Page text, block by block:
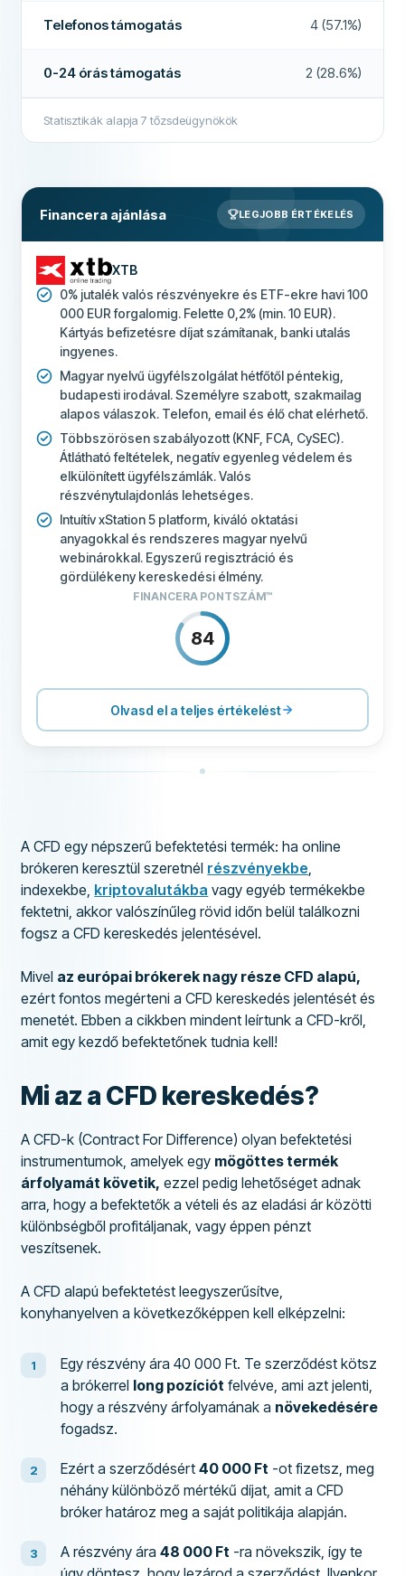
Többet erről a cégről
Kamat a nem befektetett pénzeszközökre
Tőzsdék száma 15
Részvények száma 40,000+
Összes kereskedési lehetőség
Szabályozó testület CySEC
BIZTONSÁG ÉS TÁMOGATÁS
0-24 órás támogatás Nem
Élő chat Igen
E-mail támogatás Igen
Telefonos támogatás
Közösségi fórumok
TOVÁBBI MEZŐK
Ajánlott cég
Többet erről a cégről
Telefonos támogatás 4 (57.1%)
0-24 órás támogatás 2 (28.6%)
Statisztikák alapja 7 tőzsdeügynökök
Financera ajánlása LEGJOBB ÉRTÉKELÉS
XTB
0% jutalék valós részvényekre és ETF-ekre havi 100
000 EUR forgalomig. Felette 0,2% (min. 10 EUR).
Kártyás befizetésre díjat számítanak, banki utalás
ingyenes.
Magyar nyelvű ügyfélszolgálat hétfőtől péntekig,
budapesti irodával. Személyre szabott, szakmailag
alapos válaszok. Telefon, email és élő chat elérhető.
Többszörösen szabályozott (KNF, FCA, CySEC).
Átlátható feltételek, negatív egyenleg védelem és
elkülönített ügyfélszámlák. Valós
részvénytulajdonlás lehetséges.
Intuítív xStation 5 platform, kiváló oktatási
anyagokkal és rendszeres magyar nyelvű
webinárokkal. Egyszerű regisztráció és
gördülékeny kereskedési élmény.
FINANCERA PONTSZÁM™
84
FELTÉTELEK 80
Olvasd el a teljes értékelést
A CFD egy népszerű befektetési termék: ha online
brókeren keresztül szeretnél részvényekbe,
indexekbe, kriptovalutákba vagy egyéb termékekbe
fektetni, akkor valószínűleg rövid időn belül találkozni
fogsz a CFD kereskedés jelentésével.
Mivel az európai brókerek nagy része CFD alapú,
ezért fontos megérteni a CFD kereskedés jelentését és
menetét. Ebben a cikkben mindent leírtunk a CFD-kről,
amit egy kezdő befektetőnek tudnia kell!
Mi az a CFD kereskedés?
A CFD-k (Contract For Difference) olyan befektetési
instrumentumok, amelyek egy mögöttes termék
árfolyamát követik, ezzel pedig lehetőséget adnak
arra, hogy a befektetők a vételi és az eladási ár közötti
különbségből profitáljanak, vagy éppen pénzt
veszítsenek.
A CFD alapú befektetést leegyszerűsítve,
konyhanyelven a következőképpen kell elképzelni:
Egy részvény ára 40 000 Ft. Te szerződést kötsz
a brókerrel long pozíciót felvéve, ami azt jelenti,
hogy a részvény árfolyamának a növekedésére
fogadsz.
Ezért a szerződésért40 000 Ft -ot fizetsz, meg
néhány különböző mértékű díjat, amit a CFD
bróker határoz meg a saját politikája alapján.
A részvény ára48 000 Ft -ra növekszik, így te